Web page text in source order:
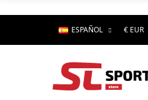
ESPAÑOL € EUR